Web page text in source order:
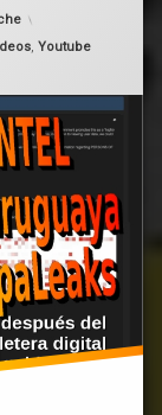
2026
, Youtube